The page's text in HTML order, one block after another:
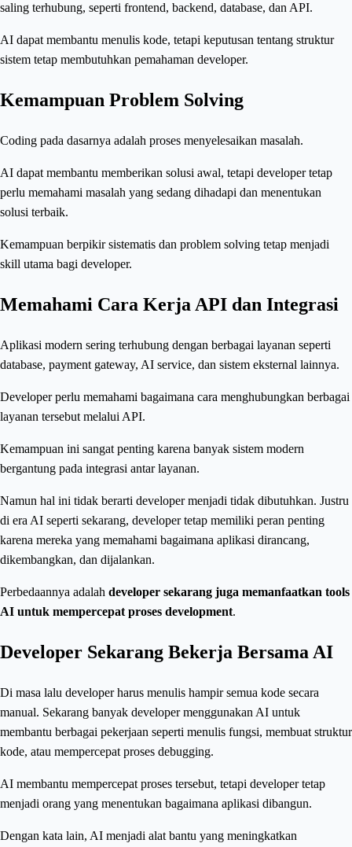
saling terhubung, seperti frontend, backend, database, dan API.
AI dapat membantu menulis kode, tetapi keputusan tentang struktur
sistem tetap membutuhkan pemahaman developer.
Kemampuan Problem Solving
Coding pada dasarnya adalah proses menyelesaikan masalah.
AI dapat membantu memberikan solusi awal, tetapi developer tetap
perlu memahami masalah yang sedang dihadapi dan menentukan
solusi terbaik.
Kemampuan berpikir sistematis dan problem solving tetap menjadi
skill utama bagi developer.
Memahami Cara Kerja API dan Integrasi
Aplikasi modern sering terhubung dengan berbagai layanan seperti
database, payment gateway, AI service, dan sistem eksternal lainnya.
Developer perlu memahami bagaimana cara menghubungkan berbagai
layanan tersebut melalui API.
Kemampuan ini sangat penting karena banyak sistem modern
bergantung pada integrasi antar layanan.
Namun hal ini tidak berarti developer menjadi tidak dibutuhkan. Justru
di era AI seperti sekarang, developer tetap memiliki peran penting
karena mereka yang memahami bagaimana aplikasi dirancang,
dikembangkan, dan dijalankan.
Perbedaannya adalah developer sekarang juga memanfaatkan tools
AI untuk mempercepat proses development.
Developer Sekarang Bekerja Bersama AI
Di masa lalu developer harus menulis hampir semua kode secara
manual. Sekarang banyak developer menggunakan AI untuk
membantu berbagai pekerjaan seperti menulis fungsi, membuat struktur
kode, atau mempercepat proses debugging.
AI membantu mempercepat proses tersebut, tetapi developer tetap
menjadi orang yang menentukan bagaimana aplikasi dibangun.
Dengan kata lain, AI menjadi alat bantu yang meningkatkan